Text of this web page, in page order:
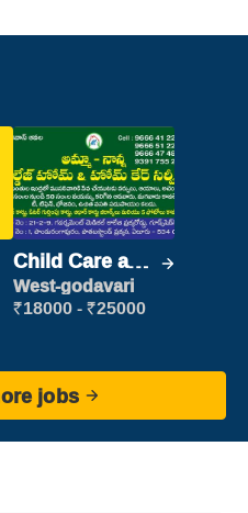
Child Care and
Patient care
West-godavari
₹18000 - ₹25000
jobs